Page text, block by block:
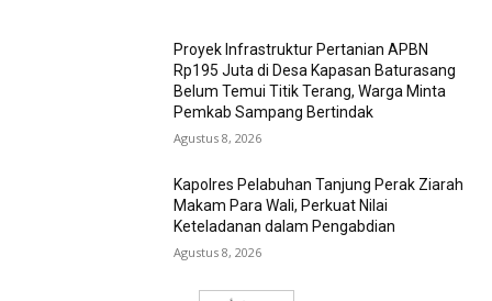
Proyek Infrastruktur Pertanian APBN
Rp195 Juta di Desa Kapasan Baturasang
Belum Temui Titik Terang, Warga Minta
Pemkab Sampang Bertindak
Agustus 8, 2026
Kapolres Pelabuhan Tanjung Perak Ziarah
Makam Para Wali, Perkuat Nilai
Keteladanan dalam Pengabdian
Agustus 8, 2026